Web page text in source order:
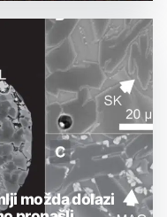
možda dolazi